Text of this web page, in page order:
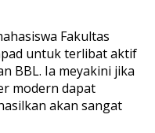
Fakultas
untuk terlibat aktif
BBL. Ia meyakini jika
modern dapat
akan sangat